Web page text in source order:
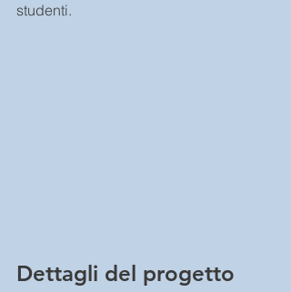
studenti.
Dettagli del progetto